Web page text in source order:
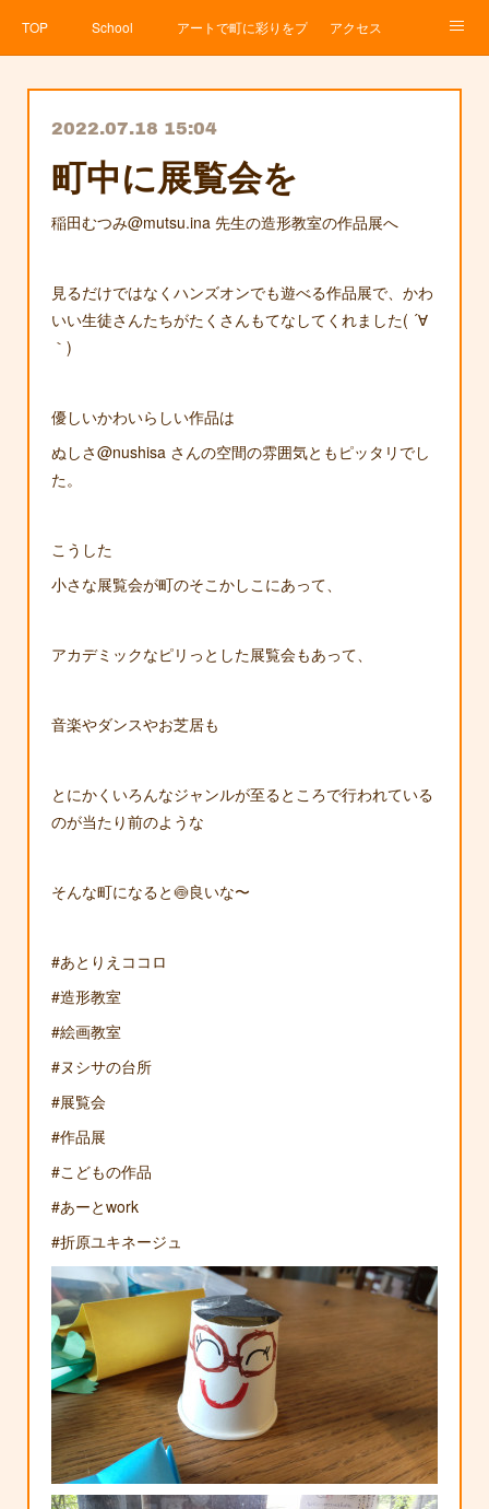
TOP School アートで町に彩りをプロジェクト
アクセス
2022.07.18 15:04
町中に展覧会を
稲田むつみ@mutsu.ina 先生の造形教室の作品展へ
見るだけではなくハンズオンでも遊べる作品展で、かわ
いい生徒さんたちがたくさんもてなしてくれました( ´∀
｀)
優しいかわいらしい作品は
ぬしさ@nushisa さんの空間の雰囲気ともピッタリでし
た。
こうした
小さな展覧会が町のそこかしこにあって、
アカデミックなピリっとした展覧会もあって、
音楽やダンスやお芝居も
とにかくいろんなジャンルが至るところで行われている
のが当たり前のような
そんな町になると🍥良いな〜
#あとりえココロ
#造形教室
#絵画教室
#ヌシサの台所
#展覧会
#作品展
#こどもの作品
#あーとwork
#折原ユキネージュ